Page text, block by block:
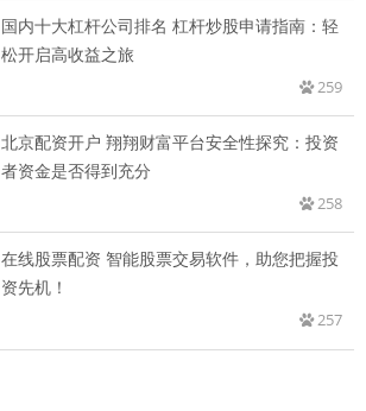
国内十大杠杆公司排名 杠杆炒股申请指南：轻
松开启高收益之旅
259
北京配资开户 翔翔财富平台安全性探究：投资
者资金是否得到充分
258
在线股票配资 智能股票交易软件，助您把握投
资先机！
257